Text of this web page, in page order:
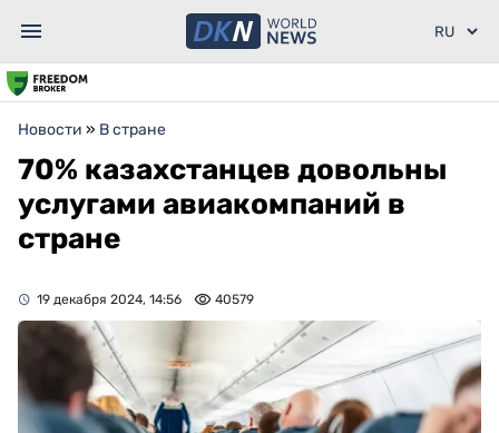
Новости » В стране
70% казахстанцев довольны
услугами авиакомпаний в
стране
19 декабря 2024, 14:56 40579